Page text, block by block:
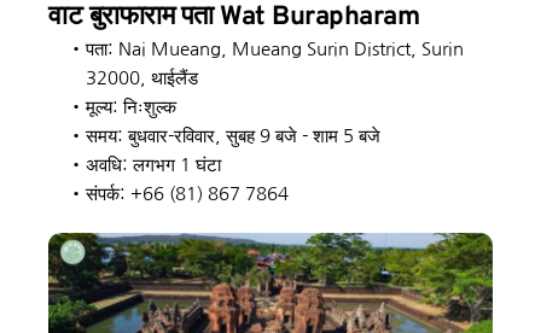
वाट बुराफाराम पता Wat Burapharam
पता: Nai Mueang, Mueang Surin District, Surin
32000, थाईलैंड
मूल्य: निःशुल्क
समय: बुधवार-रविवार, सुबह 9 बजे - शाम 5 बजे
अवधि: लगभग 1 घंटा
संपर्क: +66 (81) 867 7864